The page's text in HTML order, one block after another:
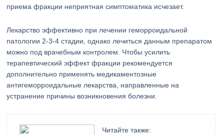
приема фракции неприятная симптоматика исчезает.
Лекарство эффективно при лечении геморроидальной
патологии 2-3-4 стадии, однако лечиться данным препаратом
можно под врачебным контролем. Чтобы усилить
терапевтический эффект фракции рекомендуется
дополнительно применять медикаментозные
антигеморроидальные лекарства, направленные на
устранение причины возникновения болезни.
Читайте также: